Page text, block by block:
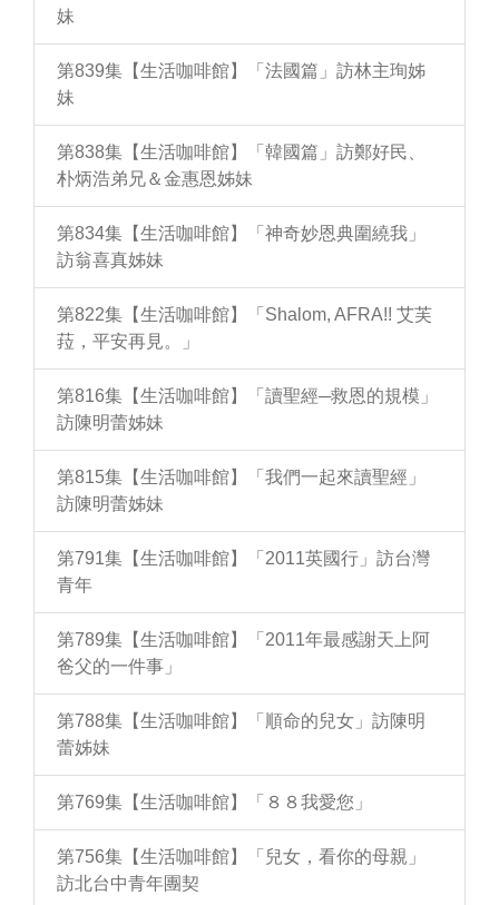
妹
第839集【生活咖啡館】「法國篇」訪林主珣姊
妹
第838集【生活咖啡館】「韓國篇」訪鄭好民、
朴炳浩弟兄＆金惠恩姊妹
第834集【生活咖啡館】「神奇妙恩典圍繞我」
訪翁喜真姊妹
第822集【生活咖啡館】「Shalom, AFRA!! 艾芙
菈，平安再見。」
第816集【生活咖啡館】「讀聖經─救恩的規模」
訪陳明蕾姊妹
第815集【生活咖啡館】「我們一起來讀聖經」
訪陳明蕾姊妹
第791集【生活咖啡館】「2011英國行」訪台灣
青年
第789集【生活咖啡館】「2011年最感謝天上阿
爸父的一件事」
第788集【生活咖啡館】「順命的兒女」訪陳明
蕾姊妹
第769集【生活咖啡館】「８８我愛您」
第756集【生活咖啡館】「兒女，看你的母親」
訪北台中青年團契